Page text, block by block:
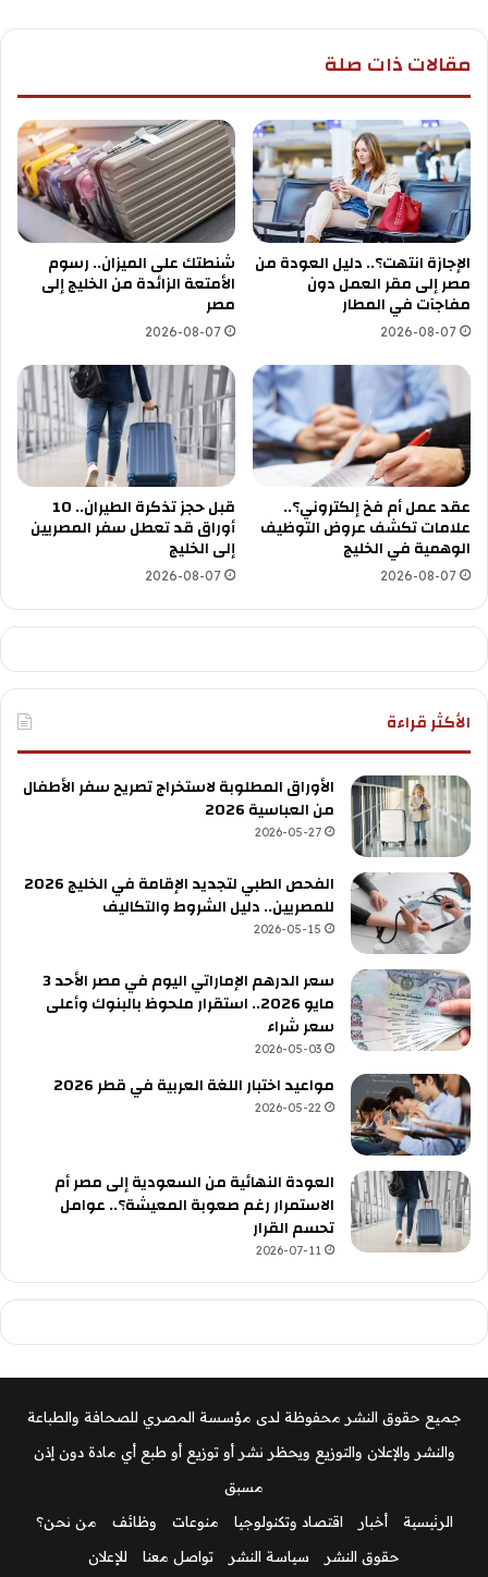
مقالات ذات صلة
الإجازة انتهت؟.. دليل العودة من
مصر إلى مقر العمل دون
مفاجآت في المطار
2026-08-07
شنطتك على الميزان.. رسوم
الأمتعة الزائدة من الخليج إلى
مصر
2026-08-07
عقد عمل أم فخ إلكتروني؟..
علامات تكشف عروض التوظيف
الوهمية في الخليج
2026-08-07
قبل حجز تذكرة الطيران.. 10
أوراق قد تعطل سفر المصريين
إلى الخليج
2026-08-07
الأكثر قراءة
الأوراق المطلوبة لاستخراج تصريح سفر الأطفال
من العباسية 2026
2026-05-27
الفحص الطبي لتجديد الإقامة في الخليج 2026
للمصريين.. دليل الشروط والتكاليف
2026-05-15
سعر الدرهم الإماراتي اليوم في مصر الأحد 3
مايو 2026.. استقرار ملحوظ بالبنوك وأعلى
سعر شراء
2026-05-03
مواعيد اختبار اللغة العربية في قطر 2026
2026-05-22
العودة النهائية من السعودية إلى مصر أم
الاستمرار رغم صعوبة المعيشة؟.. عوامل
تحسم القرار
2026-07-11
جميع حقوق النشر محفوظة لدى مؤسسة المصري للصحافة والطباعة
والنشر والإعلان والتوزيع ويحظر نشر أو توزيع أو طبع أي مادة دون إذن
مسبق
الرئيسية
أخبار اقتصاد وتكنولوجيا منوعات وظائف
من نحن؟
حقوق النشر
سياسة النشر تواصل معنا للإعلان